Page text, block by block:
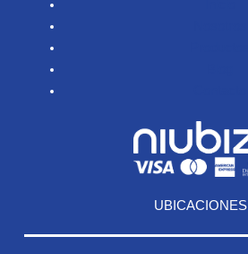
UBICACIONES